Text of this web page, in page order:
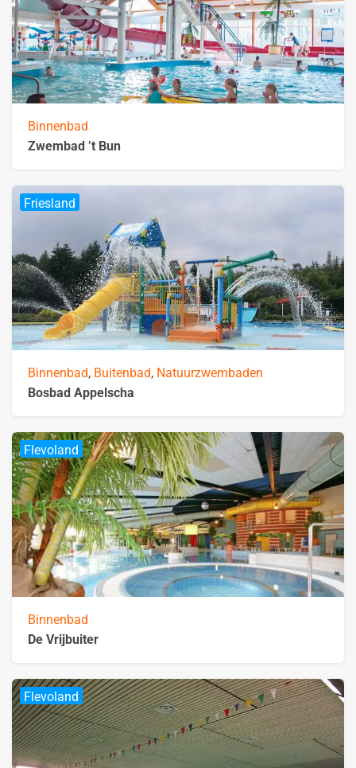
Binnenbad
Zwembad ’t Bun
Friesland
Binnenbad, Buitenbad, Natuurzwembaden
Bosbad Appelscha
Flevoland
Binnenbad
De Vrijbuiter
Flevoland